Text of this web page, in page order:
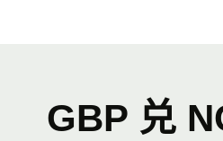
GBP 兑